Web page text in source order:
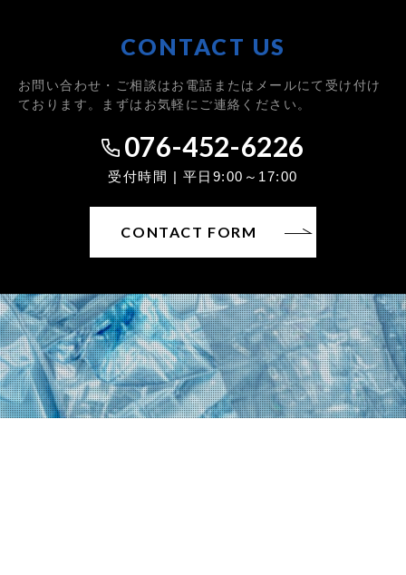
CONTACT US
お問い合わせ・ご相談はお電話またはメールにて受け付け
ております。まずはお気軽にご連絡ください。
076-452-6226
受付時間 | 平日9:00～17:00
CONTACT FORM